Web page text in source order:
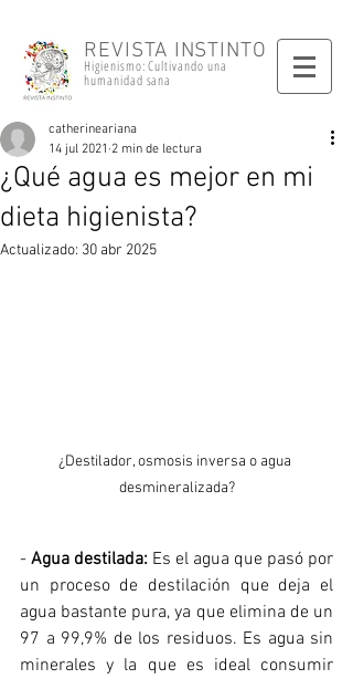
REVISTA INSTINTO
Higienismo: Cultivando una
humanidad sana
¿Qué agua es mejor en mi
dieta higienista?
catherineariana
14 jul 2021 2 min de lectura
Actualizado: 30 abr 2025
¿Destilador, osmosis inversa o agua
desmineralizada?
- Agua destilada: Es el agua que pasó por
un proceso de destilación que deja el
agua bastante pura, ya que elimina de un
97 a 99,9% de los residuos. Es agua sin
minerales y la que es ideal consumir